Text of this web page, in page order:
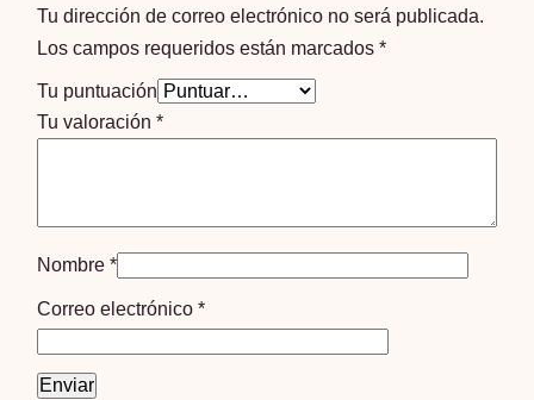
Tu dirección de correo electrónico no será publicada.
Los campos requeridos están marcados*
Tu puntuación
Tu valoración*
Nombre*
Correo electrónico*